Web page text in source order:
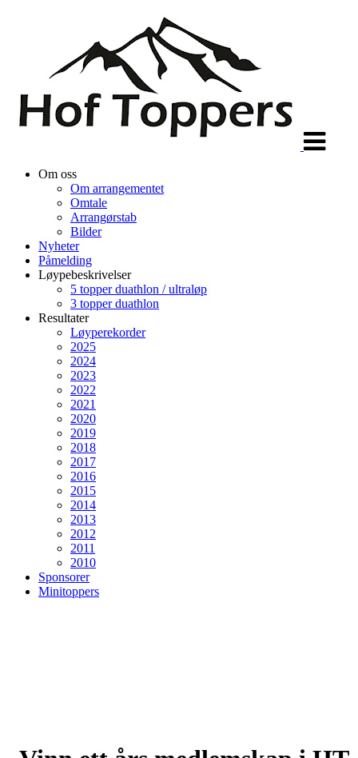
Om oss
Om arrangementet
Omtale
Arrangørstab
Bilder
Nyheter
Påmelding
Løypebeskrivelser
5 topper duathlon / ultraløp
3 topper duathlon
Resultater
Løyperekorder
2025
2024
2023
2022
2021
2020
2019
2018
2017
2016
2015
2014
2013
2012
2011
2010
Sponsorer
Minitoppers